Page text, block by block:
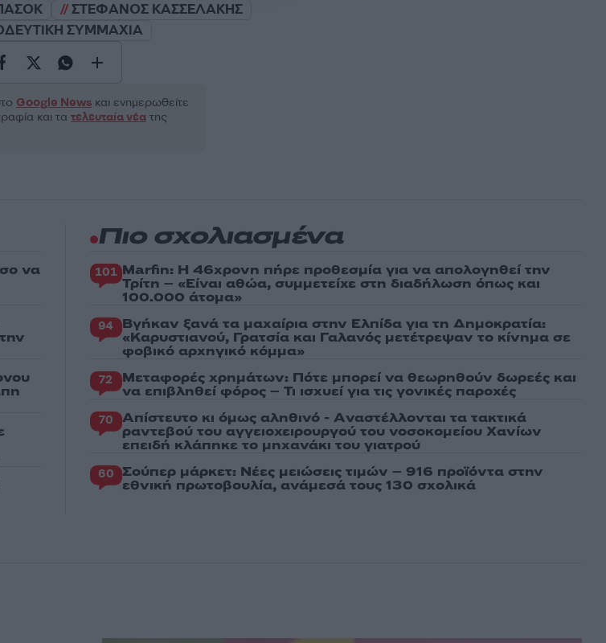
ΣΤΕΦΑΝΟΣ ΚΑΣΣΕΛΑΚΗΣ
ΣΥΜΜΑΧΙΑ
Google Newsκαι ενημερωθείτε
και τα τελευταία νέατης
να
Πιο σχολιασμένα
101 Marfin: Η 46χρονη πήρε προθεσμία για να απολογηθεί την
Τρίτη – «Είναι αθώα, συμμετείχε στη διαδήλωση όπως και
100.000 άτομα»
94 Βγήκαν ξανά τα μαχαίρια στην Ελπίδα για τη Δημοκρατία:
«Καρυστιανού, Γρατσία και Γαλανός μετέτρεψαν το κίνημα σε
φοβικό αρχηγικό κόμμα»
72 Μεταφορές χρημάτων: Πότε μπορεί να θεωρηθούν δωρεές και
να επιβληθεί φόρος – Τι ισχυεί για τις γονικές παροχές
70 Απίστευτο κι όμως αληθινό - Aναστέλλονται τα τακτικά
ραντεβού του αγγειοχειρουργού του νοσοκομείου Χανίων
επειδή κλάπηκε το μηχανάκι του γιατρού
60 Σούπερ μάρκετ: Νέες μειώσεις τιμών – 916 προϊόντα στην
εθνική πρωτοβουλία, ανάμεσά τους 130 σχολικά